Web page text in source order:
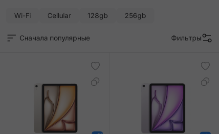
Wi-Fi Cellular 128gb 256gb
Сначала популярные Фильтры